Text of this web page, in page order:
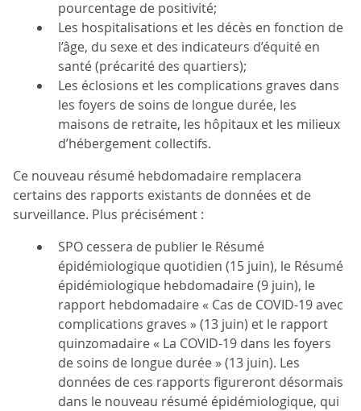
pourcentage de positivité;
Les hospitalisations et les décès en fonction de
l’âge, du sexe et des indicateurs d’équité en
santé (précarité des quartiers);
Les éclosions et les complications graves dans
les foyers de soins de longue durée, les
maisons de retraite, les hôpitaux et les milieux
d’hébergement collectifs.
Ce nouveau résumé hebdomadaire remplacera
certains des rapports existants de données et de
surveillance. Plus précisément :
SPO cessera de publier le Résumé
épidémiologique quotidien (15 juin), le Résumé
épidémiologique hebdomadaire (9 juin), le
rapport hebdomadaire « Cas de COVID-19 avec
complications graves » (13 juin) et le rapport
quinzomadaire « La COVID-19 dans les foyers
de soins de longue durée » (13 juin). Les
données de ces rapports figureront désormais
dans le nouveau résumé épidémiologique, qui